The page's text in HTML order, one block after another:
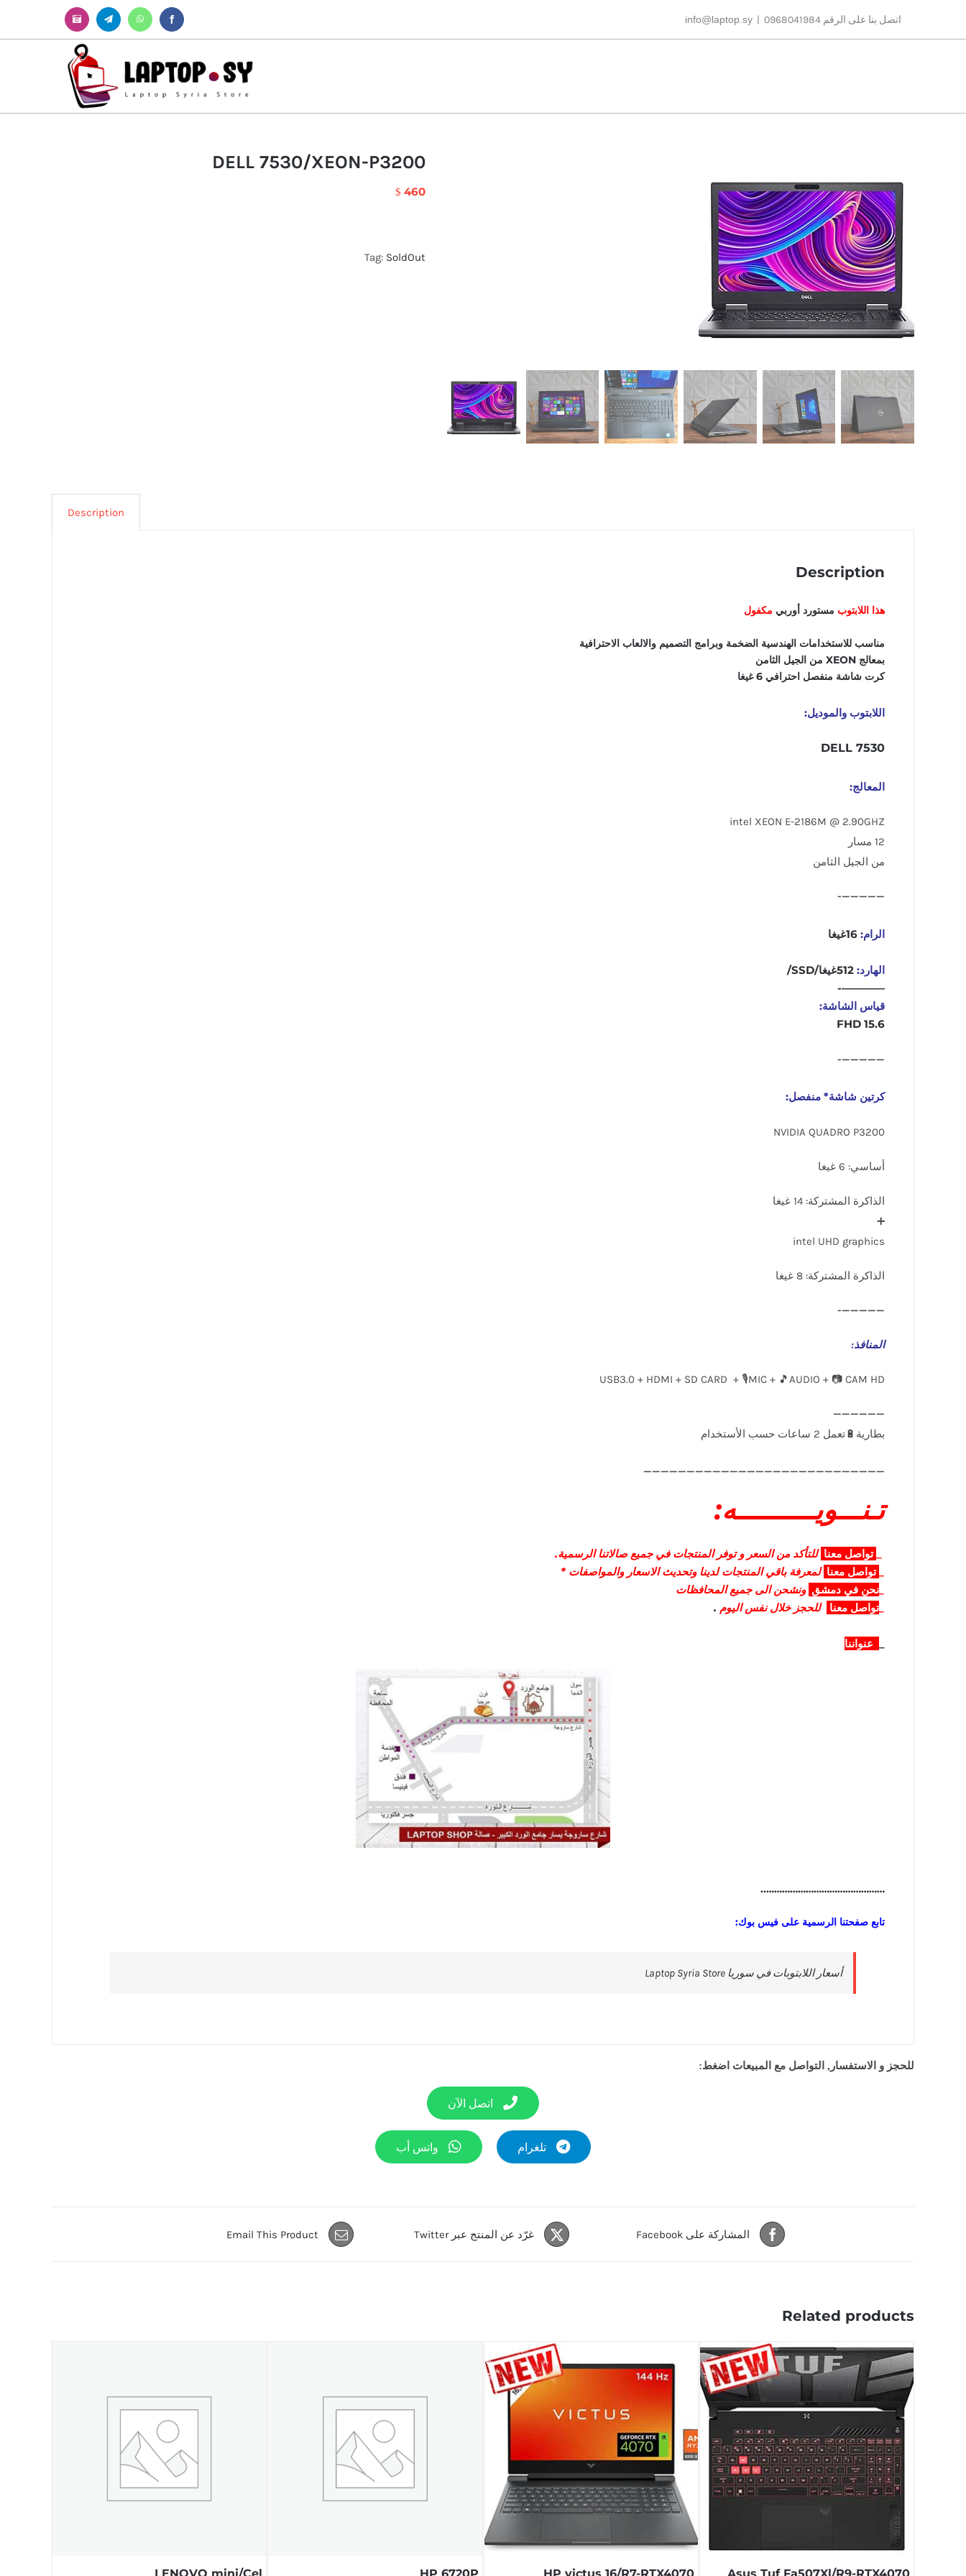
اتصل بنا على الرقم 0968041984 |
info@laptop.sy
Facebook
WhatsApp
Telegram
Instagram
DELL 7530/XEON-P3200
$ 460
Tag: SoldOut
Description
Description
هذا اللابتوب مستورد أوربي مكفول
مناسب للاستخدامات الهندسية الضخمة وبرامج التصميم والالعاب الاحترافية
بمعالج XEON من الجيل الثامن
كرت شاشة منفصل احترافي 6 غيغا️
اللابتوب والموديل:
DELL 7530
المعالج:
intel XEON E-2186M @ 2.90GHZ
12 مسار
من الجيل الثامن
—————-
الرام: 16غيغا
الهارد: 512غيغا/SSD/
————-
قياس الشاشة:
15.6 FHD
—————-
كرتين شاشة* منفصل:
NVIDIA QUADRO P3200
أساسي: 6 غيغا
الذاكرة المشتركة: 14 غيغا
➕️
intel UHD graphics
الذاكرة المشتركة: 8 غيغا
—————-
المنافذ:
USB3.0 + HDMI + SD CARD + 🎙️MIC + 🎵AUDIO + 📷 CAM HD
____________________________
تـنـــويــــــــــه:
تواصل معنا للتأكد من السعر و توفر المنتجات في جميع صالاتنا الرسمية.
تواصل معنا لمعرفة باقي المنتجات لدينا وتحديث الاسعار والمواصفات *
نحن في دمشق ونشحن الى جميع المحافظات
تواصل معنا للحجز خلال نفس اليوم .
عنواننا
………………………………………..
تابع صفحتنا الرسمية على فيس بوك:
للحجز و الاستفسار, التواصل مع المبيعات اضغط:
اتصل الآن
تلغرام واتس أب
المشاركة على Facebook غرّد عن المنتج عبر Twitter Email This Product
Related products
Asus Tuf Fa507Xl/R9-RTX4070
HP victus 16/R7-RTX4070
HP 6720P
LENOVO mini/Cel